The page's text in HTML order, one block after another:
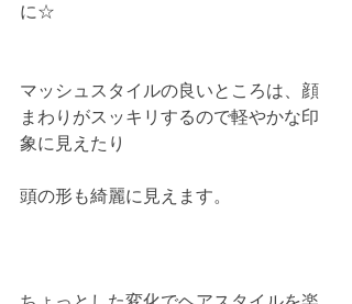
に☆
マッシュスタイルの良いところは、顔
まわりがスッキリするので軽やかな印
象に見えたり
頭の形も綺麗に見えます。